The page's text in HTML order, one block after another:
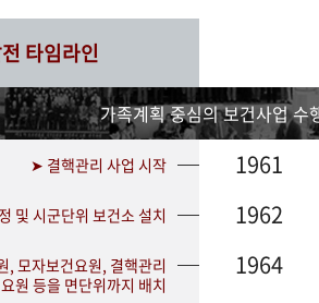
타임라인
가족계획 중심의 보건사업 수
➤ 결핵관리 사업 시작 1961
및 시군단위 보건소 설치 1962
, 모자보건요원, 결핵관리
요원 등을 면단위까지 배치
1964